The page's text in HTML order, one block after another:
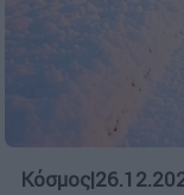
Κόσμος|